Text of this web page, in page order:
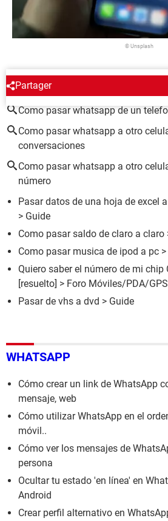
© Unsplash
Partager
ALREDEDOR DEL MISMO
Como pasar whatsapp de un
Como pasar whatsapp a otro
conversaciones
Como pasar whatsapp a otro
número
Pasar datos de una hoja de excel
> Guide
Como pasar saldo de claro a claro
Como pasar musica de ipod a pc
Quiero saber el número de mi chip
[resuelto] > Foro Móviles/PDA/GPS
Pasar de vhs a dvd > Guide
WHATSAPP
Cómo crear un link de WhatsApp
mensaje, web
Cómo utilizar WhatsApp en el
móvil..
Cómo ver los mensajes de
persona
Ocultar tu estado 'en línea' en
Android
Crear perfil alternativo en